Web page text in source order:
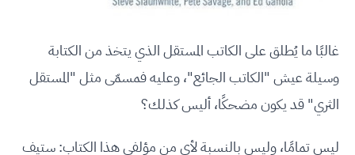
غالبًا ما يُطلق على الكاتب المستقل الذي يتخذ من الكتابة
وسيلة عيش "الكاتب الجائع"، وعليه فمسمّى مثل "المستقل
الثري" قد يكون مضحكًا، أليس كذلك؟
ليس تمامًا، وليس بالنسبة لأي من مؤلفي هذا الكتاب: ستيف